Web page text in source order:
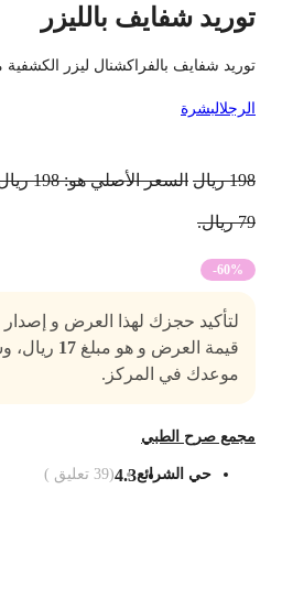
شفايف بالليزر
شفايف بالفراكشنال ليزر الكشفية
البشرة
ريال السعر الأصلي هو: 198 ريال. 79
-60%
لتأكيد حجزك لهذا العرض و إصدار
قيمة العرض و هو مبلغ17ريال،
موعدك في المركز.
صرح الطبي
حي الشرائع4.3
(
39تعليق )